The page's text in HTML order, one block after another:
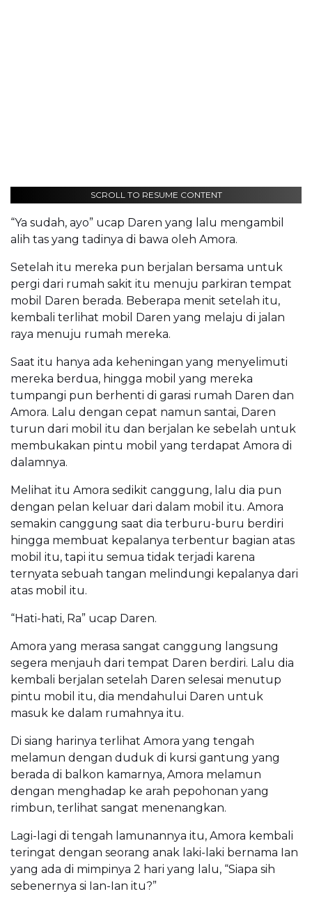
SCROLL TO RESUME CONTENT
“Ya sudah, ayo” ucap Daren yang lalu mengambil
alih tas yang tadinya di bawa oleh Amora.
Setelah itu mereka pun berjalan bersama untuk
pergi dari rumah sakit itu menuju parkiran tempat
mobil Daren berada. Beberapa menit setelah itu,
kembali terlihat mobil Daren yang melaju di jalan
raya menuju rumah mereka.
Saat itu hanya ada keheningan yang menyelimuti
mereka berdua, hingga mobil yang mereka
tumpangi pun berhenti di garasi rumah Daren dan
Amora. Lalu dengan cepat namun santai, Daren
turun dari mobil itu dan berjalan ke sebelah untuk
membukakan pintu mobil yang terdapat Amora di
dalamnya.
Melihat itu Amora sedikit canggung, lalu dia pun
dengan pelan keluar dari dalam mobil itu. Amora
semakin canggung saat dia terburu-buru berdiri
hingga membuat kepalanya terbentur bagian atas
mobil itu, tapi itu semua tidak terjadi karena
ternyata sebuah tangan melindungi kepalanya dari
atas mobil itu.
“Hati-hati, Ra” ucap Daren.
Amora yang merasa sangat canggung langsung
segera menjauh dari tempat Daren berdiri. Lalu dia
kembali berjalan setelah Daren selesai menutup
pintu mobil itu, dia mendahului Daren untuk
masuk ke dalam rumahnya itu.
Di siang harinya terlihat Amora yang tengah
melamun dengan duduk di kursi gantung yang
berada di balkon kamarnya, Amora melamun
dengan menghadap ke arah pepohonan yang
rimbun, terlihat sangat menenangkan.
Lagi-lagi di tengah lamunannya itu, Amora kembali
teringat dengan seorang anak laki-laki bernama Ian
yang ada di mimpinya 2 hari yang lalu, “Siapa sih
sebenernya si Ian-Ian itu?”